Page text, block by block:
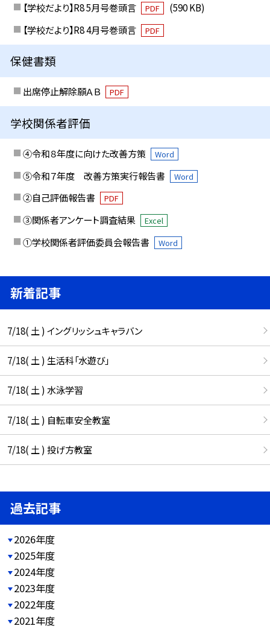
【学校だより】R8 5月号巻頭言 PDF
(590 KB)
【学校だより】R8 4月号巻頭言
PDF
保健書類
出席停止解除願ＡＢ PDF
学校関係者評価
④令和８年度に向けた改善方策 Word
⑤令和７年度 改善方策実行報告書 Word
②自己評価報告書 PDF
③関係者アンケート調査結果 Excel
①学校関係者評価委員会報告書 Word
新着記事
7/18( 土 ) イングリッシュキャラバン
7/18( 土 ) 生活科「水遊び」
7/18( 土 ) 水泳学習
7/18( 土 ) 自転車安全教室
7/18( 土 ) 投げ方教室
過去記事
2026年度
2025年度
2024年度
2023年度
2022年度
2021年度